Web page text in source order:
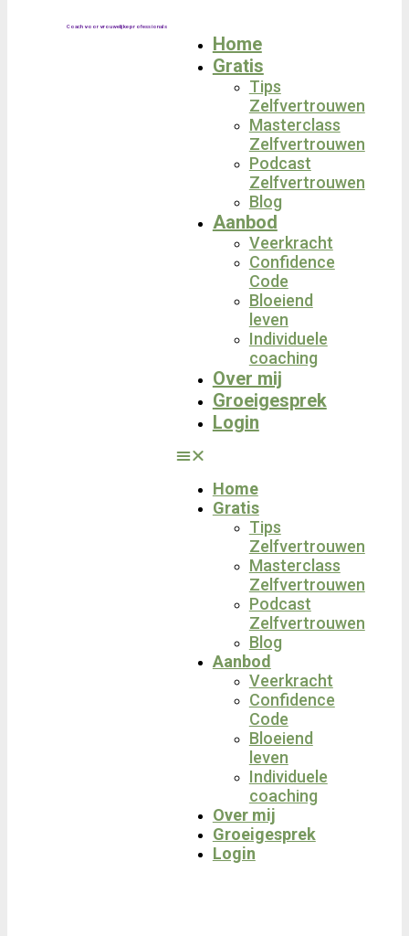
Coach voor vrouwelijke professionals
Home
Gratis
Tips
Zelfvertrouwen
Masterclass
Zelfvertrouwen
Podcast
Zelfvertrouwen
Blog
Aanbod
Veerkracht
Confidence
Code
Bloeiend
leven
Individuele
coaching
Over mij
Groeigesprek
Login
Home
Gratis
Tips
Zelfvertrouwen
Masterclass
Zelfvertrouwen
Podcast
Zelfvertrouwen
Blog
Aanbod
Veerkracht
Confidence
Code
Bloeiend
leven
Individuele
coaching
Over mij
Groeigesprek
Login